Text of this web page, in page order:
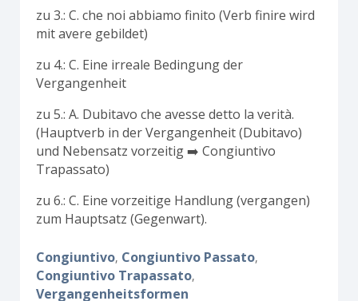
zu 3.: C. che noi abbiamo finito (Verb finire wird
mit avere gebildet)
zu 4.: C. Eine irreale Bedingung der
Vergangenheit
zu 5.: A. Dubitavo che avesse detto la verità.
(Hauptverb in der Vergangenheit (Dubitavo)
und Nebensatz vorzeitig ➡️ Congiuntivo
Trapassato)
zu 6.: C. Eine vorzeitige Handlung (vergangen)
zum Hauptsatz (Gegenwart).
Congiuntivo, Congiuntivo Passato,
Congiuntivo Trapassato,
Vergangenheitsformen